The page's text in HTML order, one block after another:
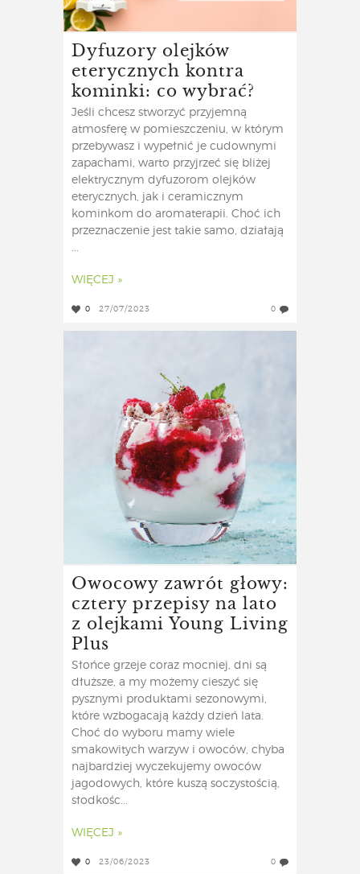
Dyfuzory olejków
eterycznych kontra
kominki: co wybrać?
Jeśli chcesz stworzyć przyjemną
atmosferę w pomieszczeniu, w którym
przebywasz i wypełnić je cudownymi
zapachami, warto przyjrzeć się bliżej
elektrycznym dyfuzorom olejków
eterycznych, jak i ceramicznym
kominkom do aromaterapii. Choć ich
przeznaczenie jest takie samo, działają
WIĘCEJ »
0 27/07/2023 0
Owocowy zawrót głowy:
cztery przepisy na lato
z olejkami Young Living
Plus
Słońce grzeje coraz mocniej, dni są
dłuższe, a my możemy cieszyć się
pysznymi produktami sezonowymi,
które wzbogacają każdy dzień lata.
Choć do wyboru mamy wiele
smakowitych warzyw i owoców, chyba
najbardziej wyczekujemy owoców
jagodowych, które kuszą soczystością,
słodkośc...
WIĘCEJ »
0 23/06/2023 0